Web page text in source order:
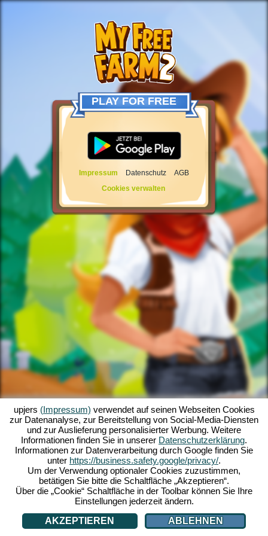
PLAY FOR FREE
Impressum Datenschutz
AGB
Cookies verwalten
upjers (Impressum) verwendet auf seinen Webseiten Cookies
zur Datenanalyse, zur Bereitstellung von Social-Media-Diensten
und zur Auslieferung personalisierter Werbung. Weitere
Informationen finden Sie in unserer Datenschutzerklärung.
Informationen zur Datenverarbeitung durch Google finden Sie
unter https://business.safety.google/privacy/.
Um der Verwendung optionaler Cookies zuzustimmen,
betätigen Sie bitte die Schaltfläche „Akzeptieren“.
Über die „Cookie“ Schaltfläche in der Toolbar können Sie Ihre
Einstellungen jederzeit ändern.
AKZEPTIEREN
ABLEHNEN